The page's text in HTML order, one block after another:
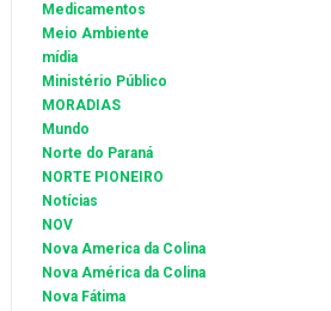
Medicamentos
Meio Ambiente
mídia
Ministério Público
MORADIAS
Mundo
Norte do Paraná
NORTE PIONEIRO
Notícias
NOV
Nova America da Colina
Nova América da Colina
Nova Fátima